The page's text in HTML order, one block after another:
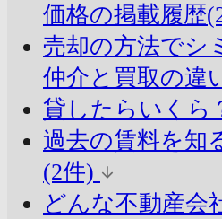
価格の掲載履歴
売却の方法でシ
仲介と買取の違
貸したらいくら
過去の賃料を知
(2件)
どんな不動産会